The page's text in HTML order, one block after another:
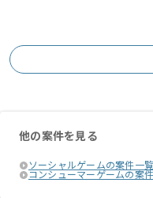
他の案件を見る
ソーシャルゲームの案件一覧
コンシューマーゲームの案